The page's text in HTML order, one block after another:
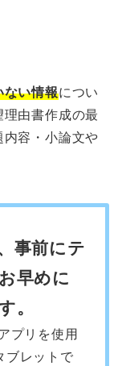
ない情報につい
由書作成の最
容・小論文や
事前にテ
早めに
。
プリを使用
ブレットで